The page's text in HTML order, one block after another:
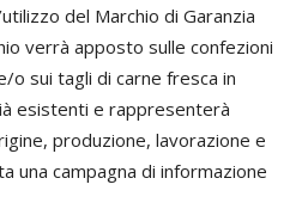
del Marchio di Garanzia
verrà apposto sulle confezioni
sui tagli di carne fresca in
esistenti e rappresenterà
produzione, lavorazione e
una campagna di informazione